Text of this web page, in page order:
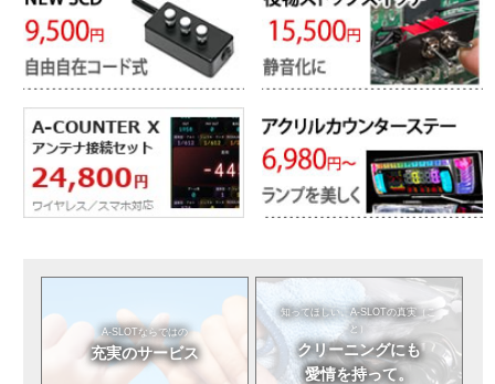
A-SLOTならではの
充実のサービス
知ってほしい。A-SLOTの真実（こ
と）
クリーニングにも
愛情を持って。